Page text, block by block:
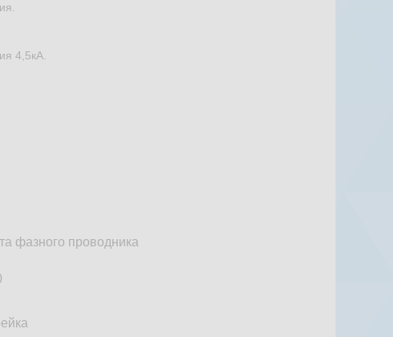
4,5кА.
фазного проводника